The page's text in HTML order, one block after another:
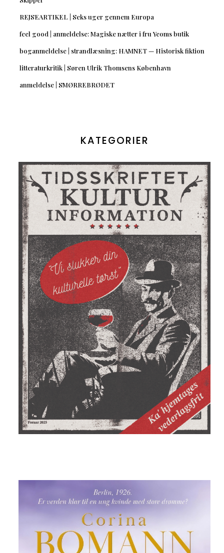
REJSEARTIKEL | Seks uger gennem Europa
feel good | anmeldelse: Magiske nætter i fru Yeoms butik
boganmeldelse | strandlæsning: HAMNET — Historisk fiktion
litteraturkritik | Søren Ulrik Thomsens København
anmeldelse | SMØRREBRØDET
KATEGORIER